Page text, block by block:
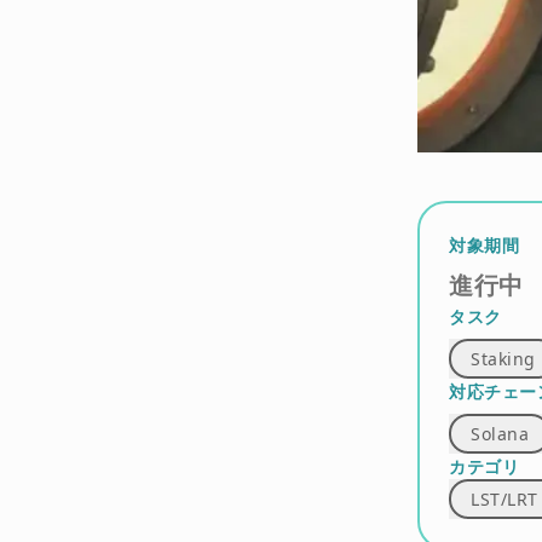
対象期間
進行中
タスク
Staking
対応チェー
Solana
カテゴリ
LST/LRT